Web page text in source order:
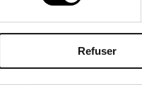
Refuser